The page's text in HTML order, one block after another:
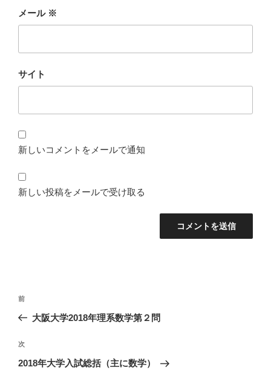
メール ※
サイト
新しいコメントをメールで通知
新しい投稿をメールで受け取る
投
ナ
ビ
ゲ
前
の
稿
前
大阪大学2018年理系数学第２問
次
の
次
2018年大学入試総括（主に数学）